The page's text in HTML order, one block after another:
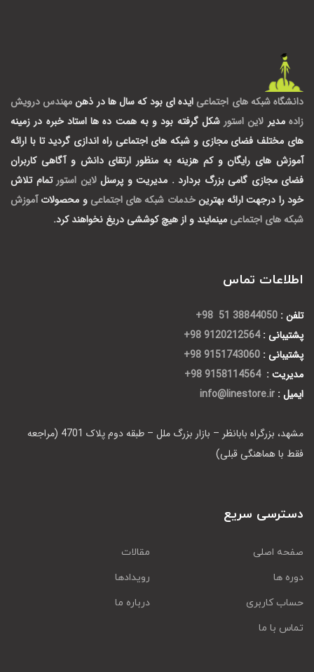
دانشگاه شبکه های اجتماعی ایده ای بود که سال ها در ذهنمهندس درویش
زاده مدیر لاین استور شکل گرفته بود و به همت ده ها استاد خبره در زمینه
های مختلف فضای مجازی و شبکه های اجتماعی راه اندازی گردید تا با ارائه
آموزش های رایگان و کم هزینه به منظور ارتقای دانش و آگاهی کاربران
فضای مجازی گامی بزرگ بردارد . مدیریت و پرسنللاین استور تمام تلاش
خود را درجهت ارائه بهترینخدمات شبکه های اجتماعی و محصولات آموزش
شبکه های اجتماعی مینمایند و از هیچ کوششی دریغ نخواهند کرد.
اطلاعات تماس
تلفن : 38844050 51 98+
پشتیبانی : 9120212564 98+
پشتیبانی : 9151743060 98+
مدیریت : 9158114564 98+
ایمیل : info@linestore.ir
مشهد، بزرگراه بابانظر – بازار بزرگ ملل – طبقه دوم پلاک 4701 (مراجعه
فقط با هماهنگی قبلی)
دسترسی سریع
صفحه اصلی
مقالات
دوره ها
رویدادها
حساب کاربری
درباره ما
تماس با ما